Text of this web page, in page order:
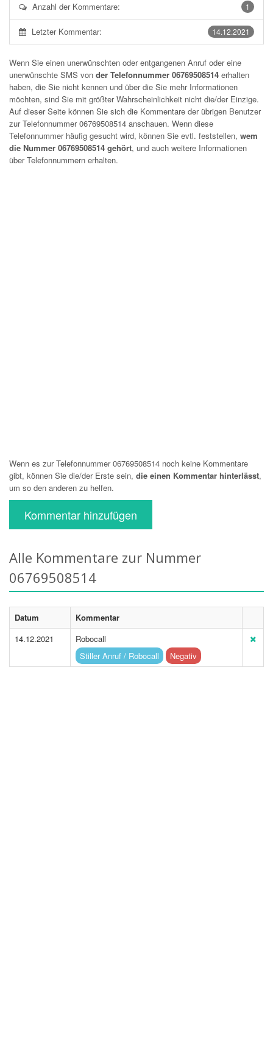
1
Anzahl der Kommentare:
14.12.2021
Letzter Kommentar:
Wenn Sie einen unerwünschten oder entgangenen Anruf oder eine
unerwünschte SMS von der Telefonnummer 06769508514 erhalten
haben, die Sie nicht kennen und über die Sie mehr Informationen
möchten, sind Sie mit größter Wahrscheinlichkeit nicht die/der Einzige.
Auf dieser Seite können Sie sich die Kommentare der übrigen Benutzer
zur Telefonnummer06769508514 anschauen. Wenn diese
Telefonnummer häufig gesucht wird, können Sie evtl. feststellen, wem
die Nummer 06769508514 gehört, und auch weitere Informationen
über Telefonnummern erhalten.
Wenn es zur Telefonnummer 06769508514 noch keine Kommentare
gibt, können Sie die/der Erste sein, die einen Kommentar hinterlässt,
um so den anderen zu helfen.
Kommentar hinzufügen
Alle Kommentare zur Nummer
06769508514
Datum
Kommentar
14.12.2021
Robocall
Stiller Anruf / Robocall
Negativ